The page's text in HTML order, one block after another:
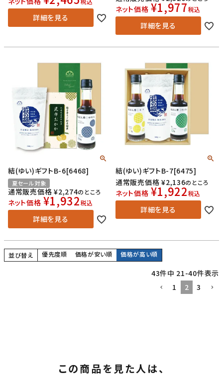
詳細を見る
ネット価格 ¥1,977税込
詳細を見る
結(ゆい)ギフトB-6[6468]
夏セール対象
通常販売価格 ¥2,274のところ
ネット価格 ¥1,932税込
詳細を見る
結(ゆい)ギフトB-7[6475]
通常販売価格 ¥2,136のところ
ネット価格 ¥1,922税込
詳細を見る
並び替え 優先度順 価格が安い順 価格が高い順
43件中 21-40件表示
1
2 3
この商品を見た人は、